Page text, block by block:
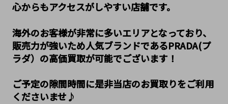
心からもアクセスがしやすい店舗です。
海外のお客様が非常に多いエリアとなっており、
販売力が強いため人気ブランドであるPRADA(プ
ラダ）の高価買取が可能でございます！
ご予定の隙間時間に是非当店のお買取りをご利用
くださいませ♪